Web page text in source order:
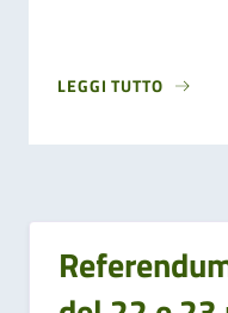
LEGGI TUTTO